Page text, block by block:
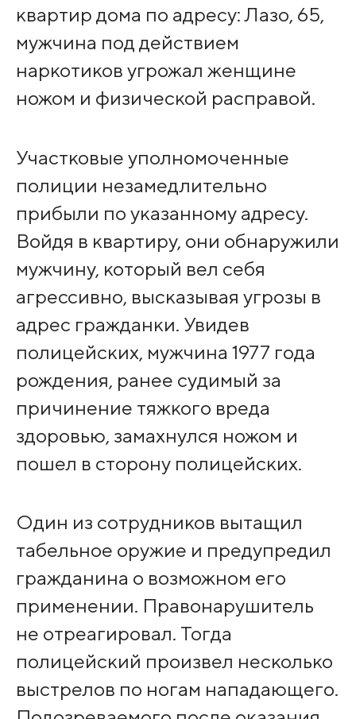
квартир дома по адресу: Лазо, 65,
мужчина под действием
наркотиков угрожал женщине
ножом и физической расправой.
Участковые уполномоченные
полиции незамедлительно
прибыли по указанному адресу.
Войдя в квартиру, они обнаружили
мужчину, который вел себя
агрессивно, высказывая угрозы в
адрес гражданки. Увидев
полицейских, мужчина 1977 года
рождения, ранее судимый за
причинение тяжкого вреда
здоровью, замахнулся ножом и
пошел в сторону полицейских.
Один из сотрудников вытащил
табельное оружие и предупредил
гражданина о возможном его
применении. Правонарушитель
не отреагировал. Тогда
полицейский произвел несколько
выстрелов по ногам нападающего.